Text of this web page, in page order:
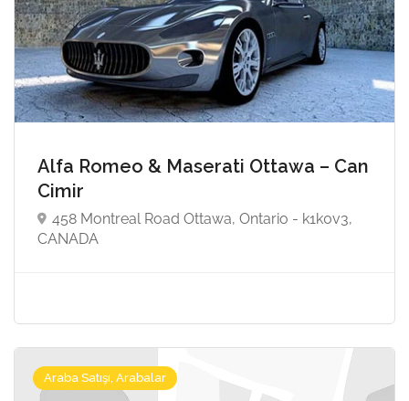
Alfa Romeo & Maserati Ottawa – Can
Cimir
458 Montreal Road Ottawa, Ontario - k1k0v3,
CANADA
Araba Satışı, Arabalar